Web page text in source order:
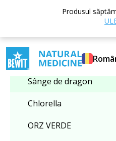
Produsul
Sânge de dragon
Sânge de dragon
Chlorella
ORZ VERDE